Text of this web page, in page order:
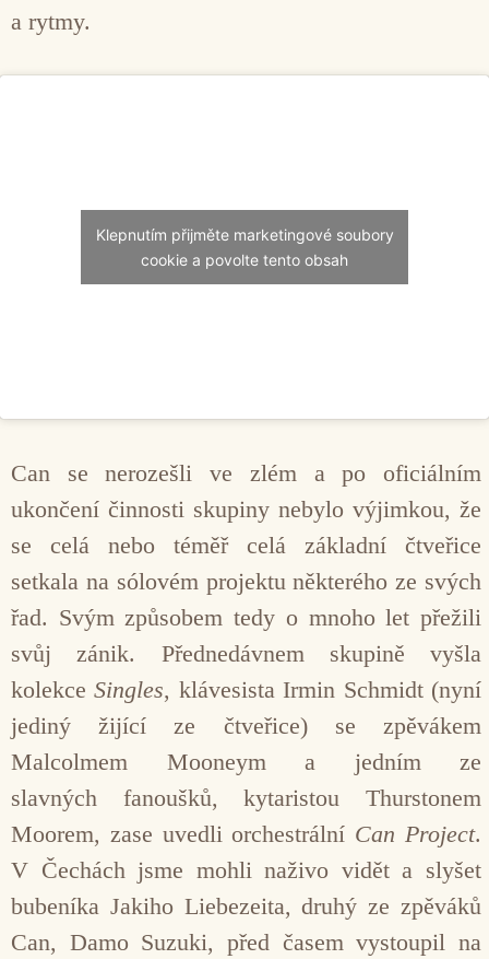
a rytmy.
Klepnutím přijměte marketingové soubory
cookie a povolte tento obsah
Can se nerozešli ve zlém a po oficiálním
ukončení činnosti skupiny nebylo výjimkou, že
se celá nebo téměř celá základní čtveřice
setkala na sólovém projektu některého ze svých
řad. Svým způsobem tedy o mnoho let přežili
svůj zánik. Přednedávnem skupině vyšla
kolekceSingles, klávesista Irmin Schmidt (nyní
jediný žijící ze čtveřice) se zpěvákem
Malcolmem Mooneym a jedním ze
slavných fanoušků, kytaristou Thurstonem
Moorem, zase uvedli orchestrální Can Project.
V Čechách jsme mohli naživo vidět a slyšet
bubeníka Jakiho Liebezeita, druhý ze zpěváků
Can, Damo Suzuki, před časem vystoupil na